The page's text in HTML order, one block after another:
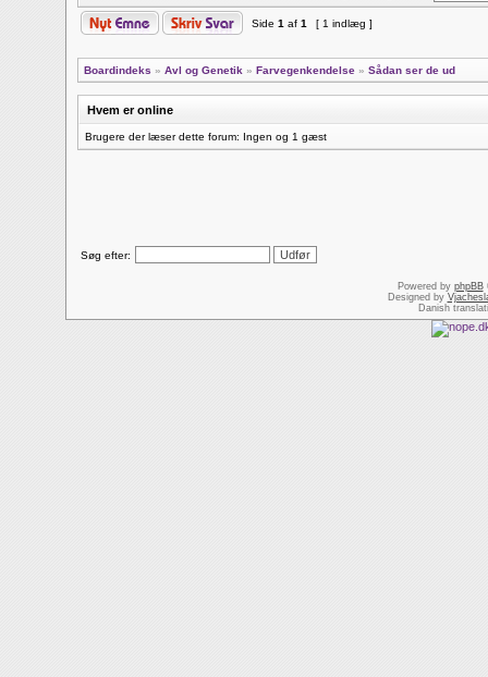
Side 1 af 1 [ 1 indlæg ]
Boardindeks » Avl og Genetik » Farvegenkendelse » Sådan ser de ud
Hvem er online
Brugere der læser dette forum: Ingen og 1 gæst
Søg efter:
Powered by phpBB
Designed by
Danish